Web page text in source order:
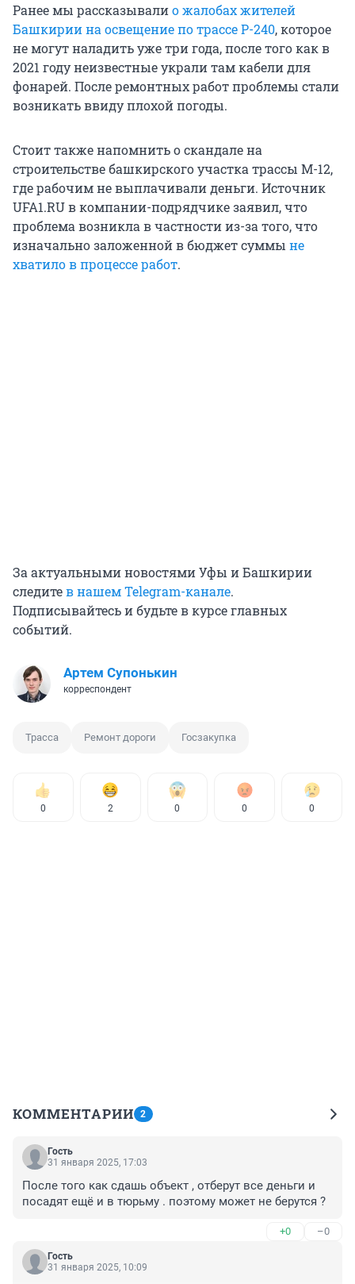
Ранее мы рассказывалио жалобах жителей
Башкирии на освещение по трассе Р-240, которое
не могут наладить уже три года, после того как в
2021 году неизвестные украли там кабели для
фонарей. После ремонтных работ проблемы стали
возникать ввиду плохой погоды.
Стоит также напомнить о скандале на
строительстве башкирского участка трассы М-12,
где рабочим не выплачивали деньги. Источник
UFA1.RU в компании-подрядчике заявил, что
проблема возникла в частности из-за того, что
изначально заложенной в бюджет суммы не
хватило в процессе работ.
За актуальными новостями Уфы и Башкирии
следитев нашем Telegram-канале.
Подписывайтесь и будьте в курсе главных
событий.
Артем Супонькин
корреспондент
Трасса Ремонт дороги Госзакупка
0 2 0 0 0
КОММЕНТАРИИ 2
Гость
31 января 2025, 17:03
После того как сдашь объект , отберут все деньги и
посадят ещё и в тюрьму . поэтому может не берутся ?
+0 –0
Гость
31 января 2025, 10:09